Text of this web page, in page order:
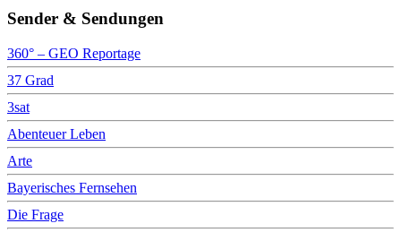
Sender & Sendungen
360° – GEO Reportage
37 Grad
3sat
Abenteuer Leben
Arte
Bayerisches Fernsehen
Die Frage